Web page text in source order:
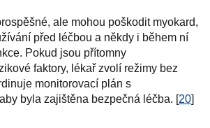
ale mohou poškodit myokard,
před léčbou a někdy i během ní
Pokud jsou přítomny
faktory, lékař zvolí režimy bez
monitorovací plán s
byla zajištěna bezpečná léčba. [20]